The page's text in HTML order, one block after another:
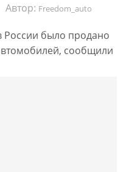
Автор: Freedom_auto
России было продано
сообщили